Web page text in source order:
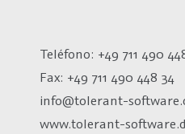
Teléfono: +49 711 490
Fax: +49 711 490 448 34
info@tolerant-
www.tolerant-